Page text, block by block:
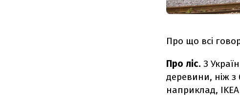
Про що всі
Про ліс. З
деревини, ніж з
наприклад,